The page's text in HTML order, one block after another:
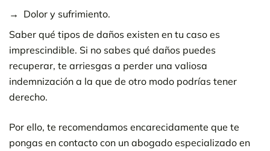
Dolor y sufrimiento.
Saber qué tipos de daños existen en tu caso es
imprescindible. Si no sabes qué daños puedes
recuperar, te arriesgas a perder una valiosa
indemnización a la que de otro modo podrías tener
derecho.
Por ello, te recomendamos encarecidamente que te
pongas en contacto con un abogado especializado en